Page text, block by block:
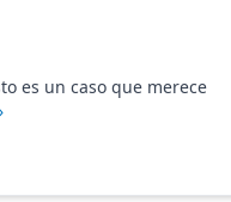
es un caso que merece